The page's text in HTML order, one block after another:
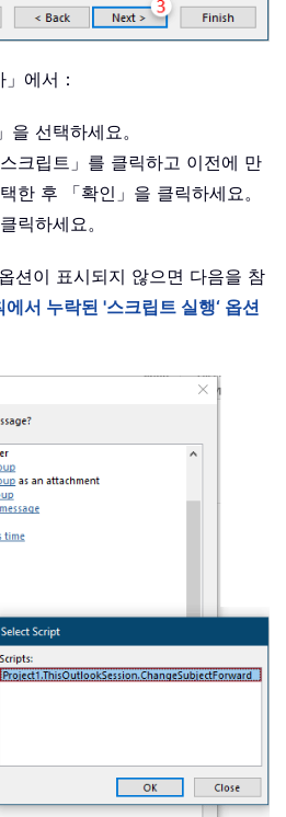
에서：
을 선택하세요。
크립트」를 클릭하고 이전에 만
한 후 「확인」을 클릭하세요。
릭하세요。
션이 표시되지 않으면 다음을 참
서 누락된 '스크립트 실행‘ 옵션